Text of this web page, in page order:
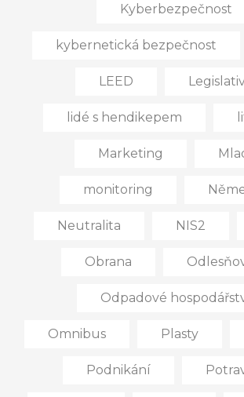
Kyberbezpečnost
kybernetická bezpečnost
LEED
lidé s hendikepem
Marketing
monitoring
Neutralita NIS2
Obrana
Odpadové
Omnibus Plasty
Podnikání